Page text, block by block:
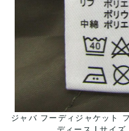
ジャバ フーディジャケット